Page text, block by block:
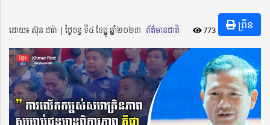
ដោយ៖ ស៊ុន ដារ៉ា ​​ | ថ្ងៃចន្ទ ទី៤ ខែធ្នូ ឆ្នាំ២០២៣ ព័ត៌មានជាតិ 773 ព្រីន